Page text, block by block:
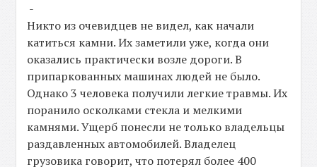
-
Никто из очевидцев не видел, как начали
катиться камни. Их заметили уже, когда они
оказались практически возле дороги. В
припаркованных машинах людей не было.
Однако 3 человека получили легкие травмы. Их
поранило осколками стекла и мелкими
камнями. Ущерб понесли не только владельцы
раздавленных автомобилей. Владелец
грузовика говорит, что потерял более 400